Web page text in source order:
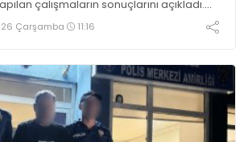
çalışmaların sonuçlarını açıkladı.
uyuşturucu ve uyarıcı madde
ve sevkiyatını yapan 44 şahıs
Çarşamba 11:16